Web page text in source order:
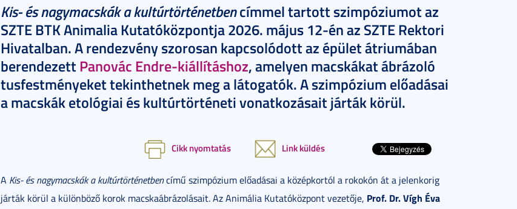
Kis- és nagymacskák a kultúrtörténetbencímmel tartott szimpóziumot az
SZTE BTK Animalia Kutatóközpontja 2026. május 12-én az SZTE Rektori
Hivatalban. A rendezvény szorosan kapcsolódott az épület átriumában
berendezettPanovác Endre-kiállításhoz, amelyen macskákat ábrázoló
tusfestményeket tekinthetnek meg a látogatók. A szimpózium előadásai
a macskák etológiai és kultúrtörténeti vonatkozásait járták körül.
Cikk nyomtatás Link küldés
A Kis- és nagymacskák a kultúrtörténetbencímű szimpózium előadásai a középkortól a rokokón át a jelenkorig
járták körül a különböző korok macskaábrázolásait. Az Animália Kutatóközpont vezetője, Prof. Dr. Vígh Éva